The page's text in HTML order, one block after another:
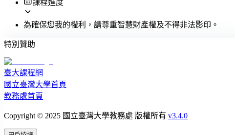
課程進度
為確保您我的權利，請尊重智慧財產權及不得非法影印。
特別贊助
臺大課程網
國立臺灣大學首頁
教務處首頁
Copyright © 2025 國立臺灣大學教務處 版權所有 v3.4.0